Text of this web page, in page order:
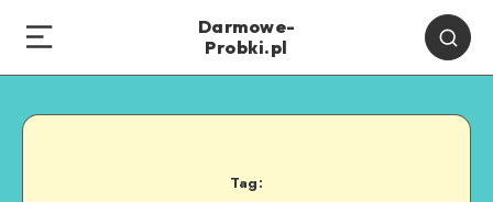
Darmowe-
Probki.pl
Tag: